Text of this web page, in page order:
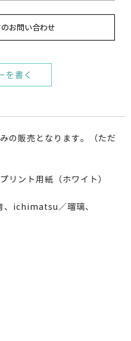
お問い合わせ
を書く
の販売となります。（ただ
リント用紙（ホワイト）
ichimatsu／瑠璃、